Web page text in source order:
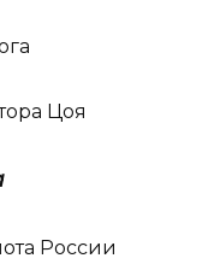
Цоя
России